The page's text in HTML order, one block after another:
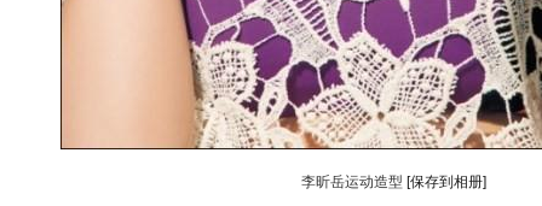
李昕岳运动造型 [保存到相册]